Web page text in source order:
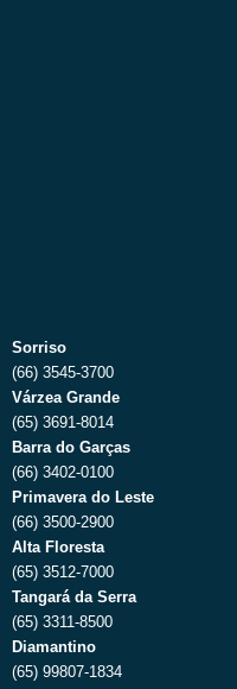
Sorriso
(66) 3545-3700
Várzea Grande
(65) 3691-8014
Barra do Garças
(66) 3402-0100
Primavera do Leste
(66) 3500-2900
Alta Floresta
(65) 3512-7000
Tangará da Serra
(65) 3311-8500
Diamantino
(65) 99807-1834